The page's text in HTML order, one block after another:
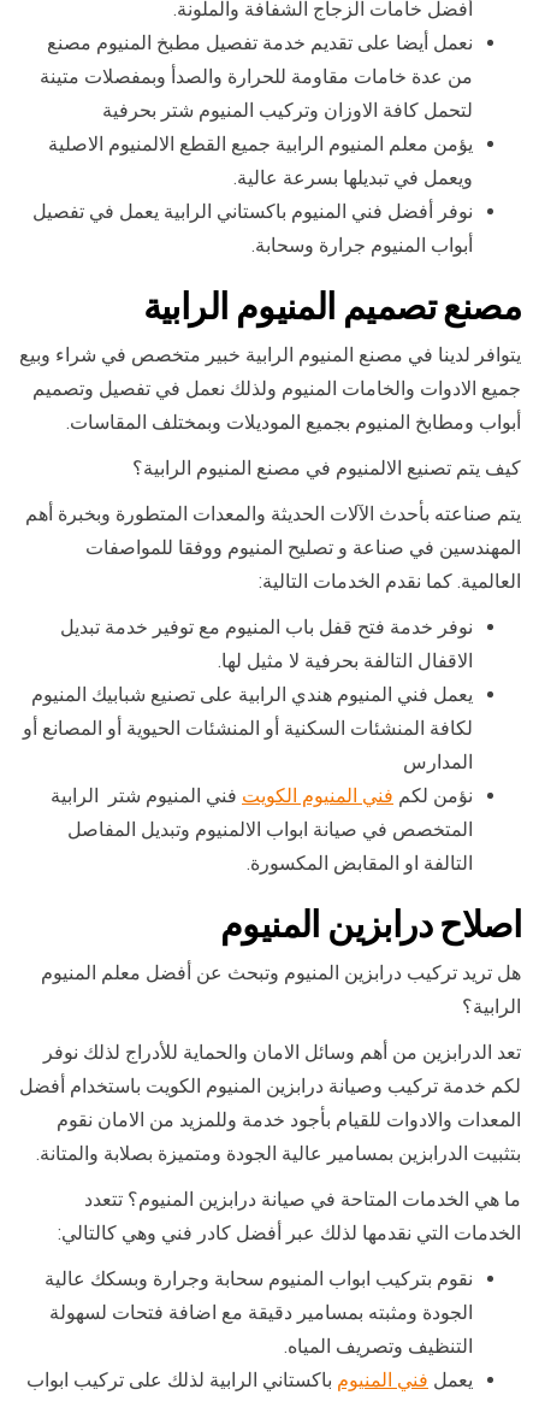
أفضل خامات الزجاج الشفافة والملونة.
نعمل أيضا على تقديم خدمة تفصيل مطبخ المنيوم مصنع
من عدة خامات مقاومة للحرارة والصدأ وبمفصلات متينة
لتحمل كافة الاوزان وتركيب المنيوم شتر بحرفية
يؤمن معلم المنيوم الرابية جميع القطع الالمنيوم الاصلية
ويعمل في تبديلها بسرعة عالية.
نوفر أفضل فني المنيوم باكستاني الرابية يعمل في تفصيل
أبواب المنيوم جرارة وسحابة.
مصنع تصميم المنيوم الرابية
يتوافر لدينا في مصنع المنيوم الرابية خبير متخصص في شراء وبيع
جميع الادوات والخامات المنيوم ولذلك نعمل في تفصيل وتصميم
أبواب ومطابخ المنيوم بجميع الموديلات وبمختلف المقاسات.
كيف يتم تصنيع الالمنيوم في مصنع المنيوم الرابية؟
يتم صناعته بأحدث الآلات الحديثة والمعدات المتطورة وبخبرة أهم
المهندسين في صناعة و تصليح المنيوم ووفقا للمواصفات
العالمية. كما نقدم الخدمات التالية:
نوفر خدمة فتح قفل باب المنيوم مع توفير خدمة تبديل
الاقفال التالفة بحرفية لا مثيل لها.
يعمل فني المنيوم هندي الرابية على تصنيع شبابيك المنيوم
لكافة المنشئات السكنية أو المنشئات الحيوية أو المصانع أو
المدارس
نؤمن لكم فني المنيوم الكويت فني المنيوم شتر الرابية
المتخصص في صيانة ابواب الالمنيوم وتبديل المفاصل
التالفة او المقابض المكسورة.
اصلاح درابزين المنيوم
هل تريد تركيب درابزين المنيوم وتبحث عن أفضل معلم المنيوم
الرابية؟
تعد الدرابزين من أهم وسائل الامان والحماية للأدراج لذلك نوفر
لكم خدمة تركيب وصيانة درابزين المنيوم الكويت باستخدام أفضل
المعدات والادوات للقيام بأجود خدمة وللمزيد من الامان نقوم
بتثبيت الدرابزين بمسامير عالية الجودة ومتميزة بصلابة والمتانة.
ما هي الخدمات المتاحة في صيانة درابزين المنيوم؟ تتعدد
الخدمات التي نقدمها لذلك عبر أفضل كادر فني وهي كالتالي:
نقوم بتركيب ابواب المنيوم سحابة وجرارة وبسكك عالية
الجودة ومثبته بمسامير دقيقة مع اضافة فتحات لسهولة
التنظيف وتصريف المياه.
يعمل فني المنيوم باكستاني الرابية لذلك على تركيب ابواب